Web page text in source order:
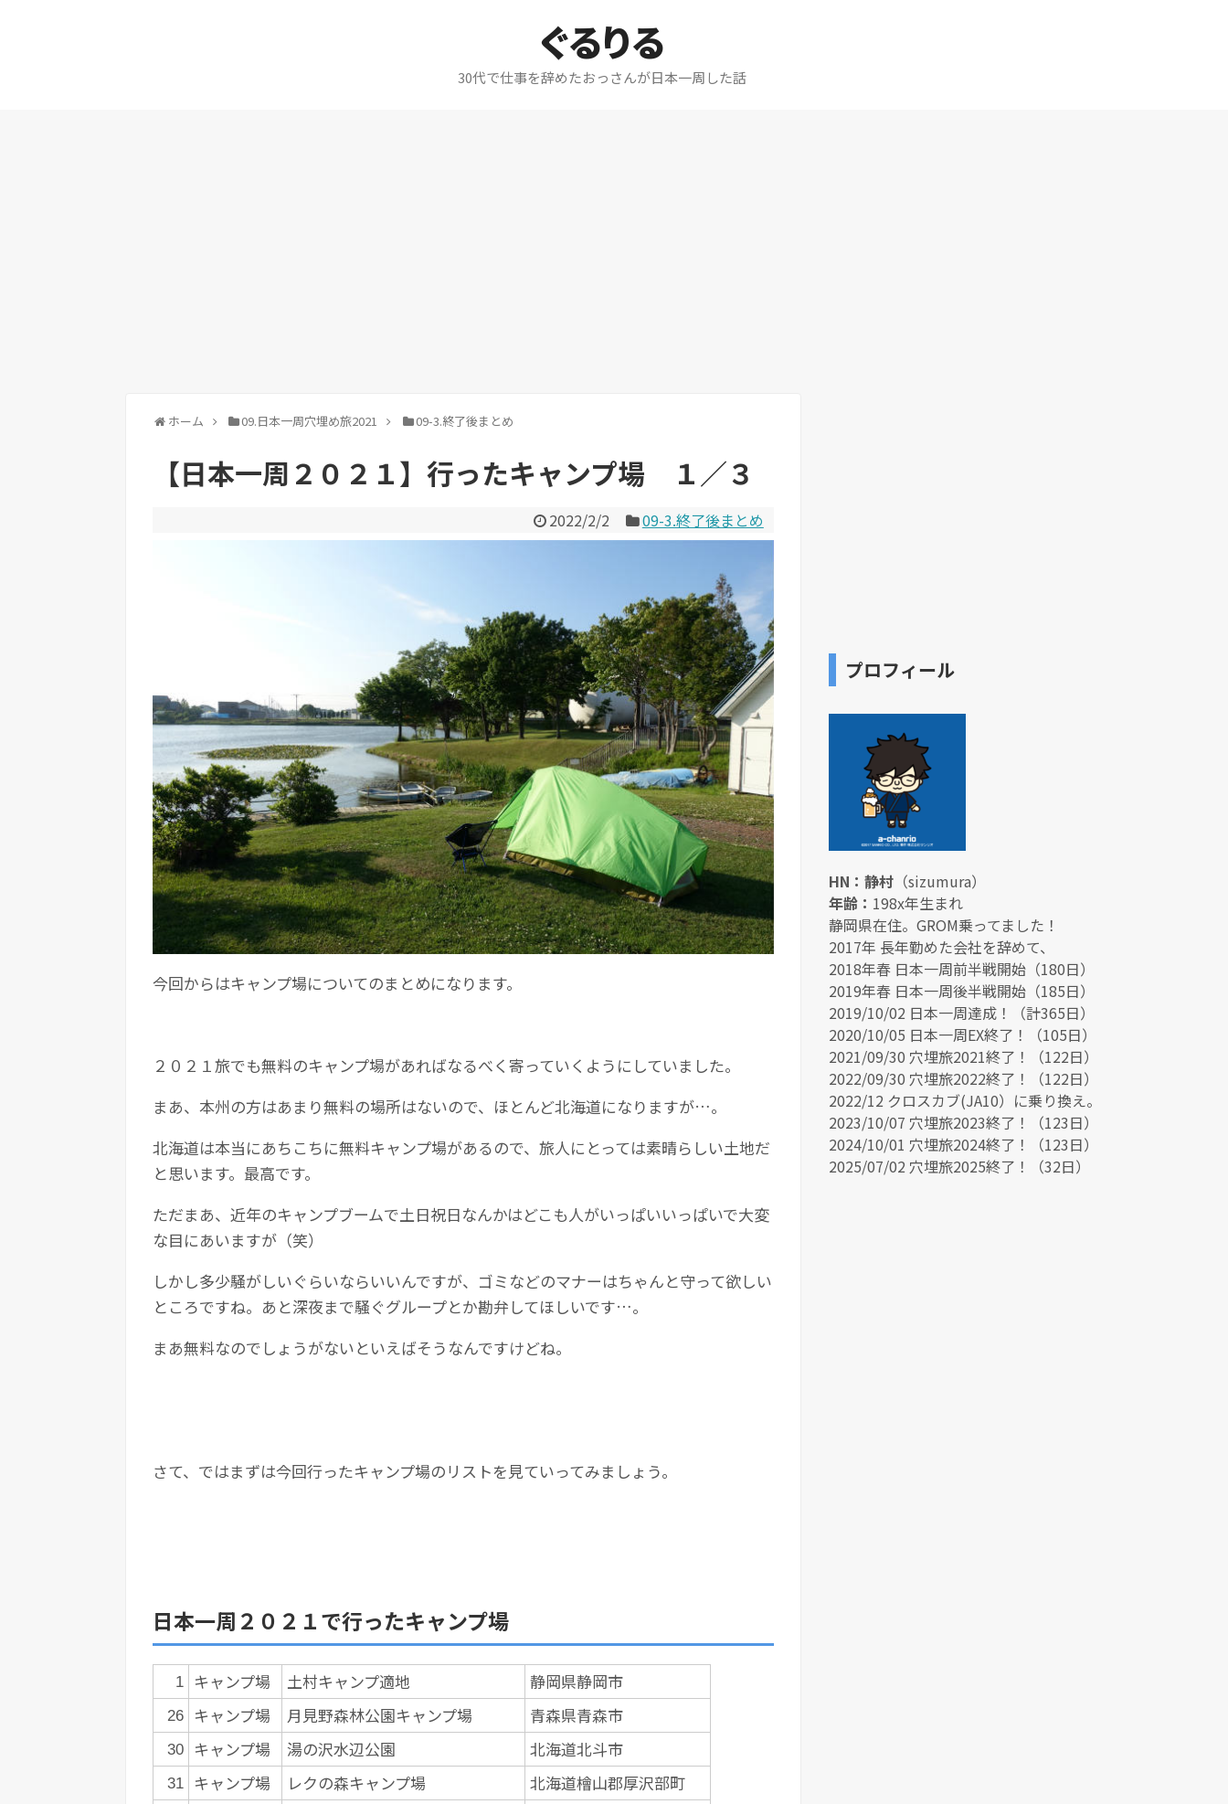
ぐるりる
30代で仕事を辞めたおっさんが日本一周した話
ホーム 09.日本一周穴埋め旅2021 09-3.終了後まとめ
【日本一周２０２１】行ったキャンプ場 １／３
2022/2/2 09-3.終了後まとめ
今回からはキャンプ場についてのまとめになります。
２０２１旅でも無料のキャンプ場があればなるべく寄っていくようにしていました。
まあ、本州の方はあまり無料の場所はないので、ほとんど北海道になりますが…。
北海道は本当にあちこちに無料キャンプ場があるので、旅人にとっては素晴らしい土地だ
と思います。最高です。
ただまあ、近年のキャンプブームで土日祝日なんかはどこも人がいっぱいいっぱいで大変
な目にあいますが（笑）
しかし多少騒がしいぐらいならいいんですが、ゴミなどのマナーはちゃんと守って欲しい
ところですね。あと深夜まで騒ぐグループとか勘弁してほしいです…。
まあ無料なのでしょうがないといえばそうなんですけどね。
さて、ではまずは今回行ったキャンプ場のリストを見ていってみましょう。
日本一周２０２１で行ったキャンプ場
1 キャンプ場 土村キャンプ適地 静岡県静岡市
26 キャンプ場 月見野森林公園キャンプ場 青森県青森市
30 キャンプ場 湯の沢水辺公園 北海道北斗市
31 キャンプ場 レクの森キャンプ場 北海道檜山郡厚沢部町
プロフィール
HN：静村 （sizumura）
年齢： 198x年生まれ
静岡県在住。GROM乗ってました！
2017年 長年勤めた会社を辞めて、
2018年春 日本一周前半戦開始（180日）
2019年春 日本一周後半戦開始（185日）
2019/10/02 日本一周達成！（計365日）
2020/10/05 日本一周EX終了！（105日）
2021/09/30 穴埋旅2021終了！（122日）
2022/09/30 穴埋旅2022終了！（122日）
2022/12 クロスカブ(JA10）に乗り換え。
2023/10/07 穴埋旅2023終了！（123日）
2024/10/01 穴埋旅2024終了！（123日）
2025/07/02 穴埋旅2025終了！（32日）